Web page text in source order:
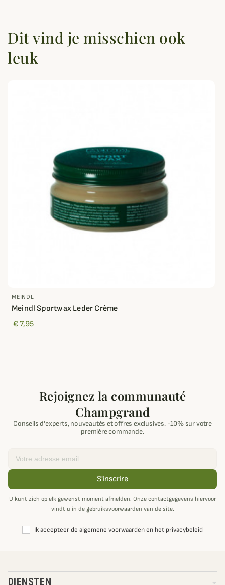
Dit vind je misschien ook
leuk
MEINDL
Meindl Sportwax Leder Crème
€ 7,95
Rejoignez la communauté
Champgrand
Conseils d'experts, nouveautés et offres exclusives. -10% sur votre
première commande.
S'inscrire
U kunt zich op elk gewenst moment afmelden. Onze contactgegevens hiervoor
vindt u in de gebruiksvoorwaarden van de site.
Ik accepteer de algemene voorwaarden en het privacybeleid
DIENSTEN